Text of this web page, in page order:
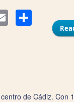
Email
de Cádiz. Con